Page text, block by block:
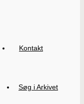
Kontakt
Søg i Arkivet